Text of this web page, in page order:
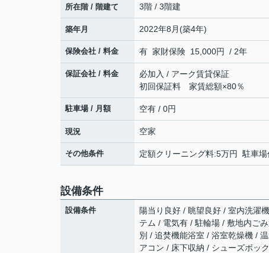
所在階 / 階建て 3階 / 3階建
築年月 2022年8月(築4年)
保険会社 / 料金 有 家財保険 15,000円 / 2年
保証会社 / 料金
必加入 / アーク賃貸保証
初回保証料 家賃総額×80％
駐車場 / 月額 空有 / 0円
現況 空家
その他条件 定額クリーニング料:5万円 駐車場
設備条件
設備条件
陽当り良好 / 眺望良好 / 室内洗濯
テム / 電気有 / 駐輪場 / 敷地内ご
別 / 追焚機能浴室 / 浴室乾燥機 /
アコン / 床下収納 / シューズボッ